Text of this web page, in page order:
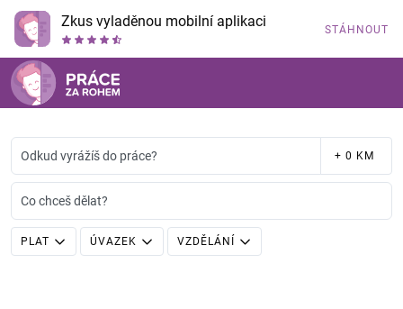
Zkus vyladěnou mobilní aplikaci STÁHNOUT
Odkud vyrážíš do práce? + 0 KM
Co chceš dělat?
PLAT ÚVAZEK VZDĚLÁNÍ